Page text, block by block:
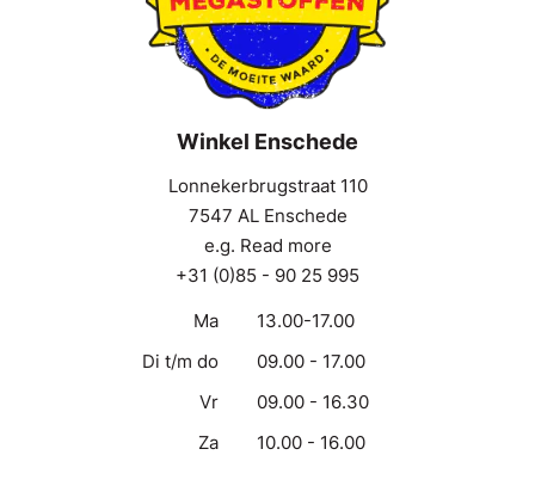
Winkel Enschede
Lonnekerbrugstraat 110
7547 AL Enschede
e.g. Read more
+31 (0)85 - 90 25 995
Ma
13.00-17.00
Di t/m do
09.00 - 17.00
Vr
09.00 - 16.30
Za
10.00 - 16.00